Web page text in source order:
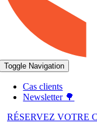
Toggle Navigation
Cas clients
Newsletter 🌳
RÉSERVEZ VOTRE